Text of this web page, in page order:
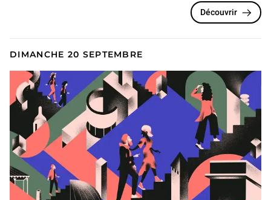
Découvrir
DIMANCHE 20 SEPTEMBRE